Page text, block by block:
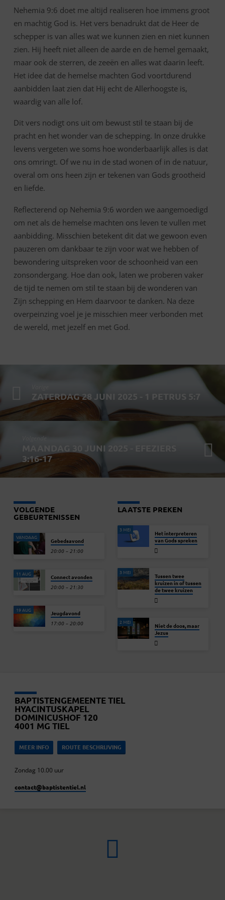
Nehemia 9:6 doet me altijd realiseren hoe immens groot
en machtig God is. Het vers benadrukt dat de Heer de
schepper is van alles wat we kunnen zien en niet kunnen
zien. Hij heeft niet alleen de aarde en de hemel gemaakt,
maar ook de sterren, de zeeën en alles wat daarin leeft.
Het idee dat de hemelse machten God voortdurend
aanbidden laat zien dat Hij echt de Allerhoogste is,
waardig van alle lof.
Dit vers nodigt ons uit om bewust stil te staan bij de
pracht en het wonder van de schepping. In onze drukke
levens vergeten we soms hoe wonderbaarlijk alles is dat
ons omringt. Of we nu in de stad wonen of in de natuur,
overal om ons heen zijn er tekenen van Gods grootheid
en liefde.
Reflecterend op Nehemia 9:6 worden we aangemoedigd
om net als de hemelse machten ons leven te vullen met
aanbidding. Misschien betekent dit dat we gewoon even
pauzeren om dankbaar te zijn voor wat we hebben of
bewondering uitspreken voor de schoonheid van een
zonsondergang. Hoe dan ook, laten we proberen vaker
de tijd te nemen om stil te staan bij de wonderen van
Zijn schepping en Hem daarvoor te danken. Na deze
overpeinzing voel je je misschien meer verbonden met
de wereld, met jezelf en met God.
ZATERDAG 28 JUNI 2025 - 1 PETRUS 5:7
Volgende
MAANDAG 30 JUNI 2025 - EFEZIERS
3:16-17
VOLGENDE
GEBEURTENISSEN
VANDAAG Gebedsavond
20:00 – 21:00
11 AUG Connect avonden
20:00 – 21:30
19 AUG Jeugdavond
17:00 – 20:00
LAATSTE PREKEN
3 MEI
Het interpreteren
van Gods spreken
3 MEI
Tussen twee
kruizen in of tussen
de twee kruizen
2 MEI
Niet de doos, maar
Jezus
BAPTISTENGEMEENTE TIEL
HYACINTUSKAPEL
DOMINICUSHOF 120
4001 MG TIEL
MEER INFO ROUTE BESCHRIJVING
Zondag 10.00 uur
contact​@baptistentiel.nl